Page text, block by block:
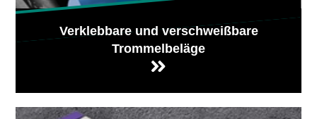
Verklebbare und verschweißbare
Trommelbeläge